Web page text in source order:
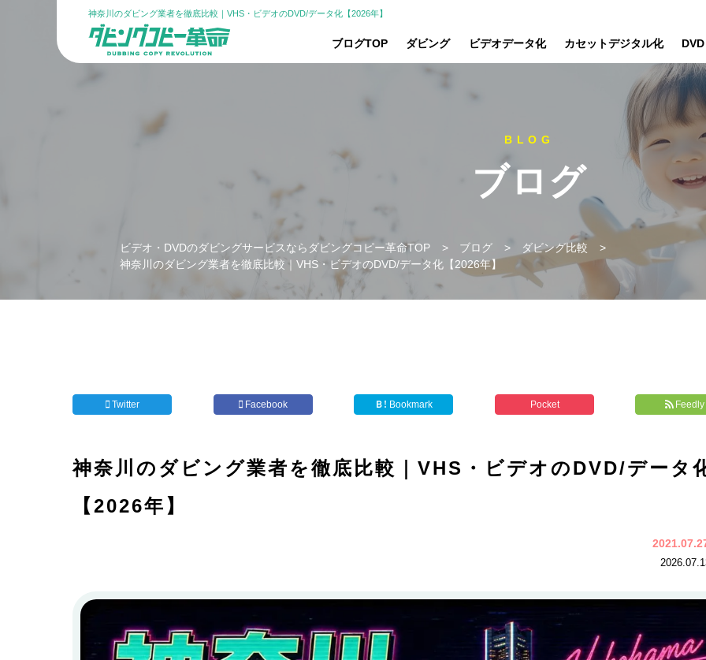
神奈川のダビング業者を徹底比較｜VHS・ビデオのDVD/データ化【2026年】
ブログTOP ダビング ビデオデータ化 カセットデジタル化
ブログ
ビデオ・DVDのダビングサービスならダビングコピー革命TOP > ブログ > ダビング比較
>
神奈川のダビング業者を徹底比較｜VHS・ビデオのDVD/データ化【2026年】
Twitter Facebook Ｂ! Bookmark Pocket Feedly
神奈川のダビング業者を徹底比較｜VHS・ビデオのDVD/データ
【2026年】